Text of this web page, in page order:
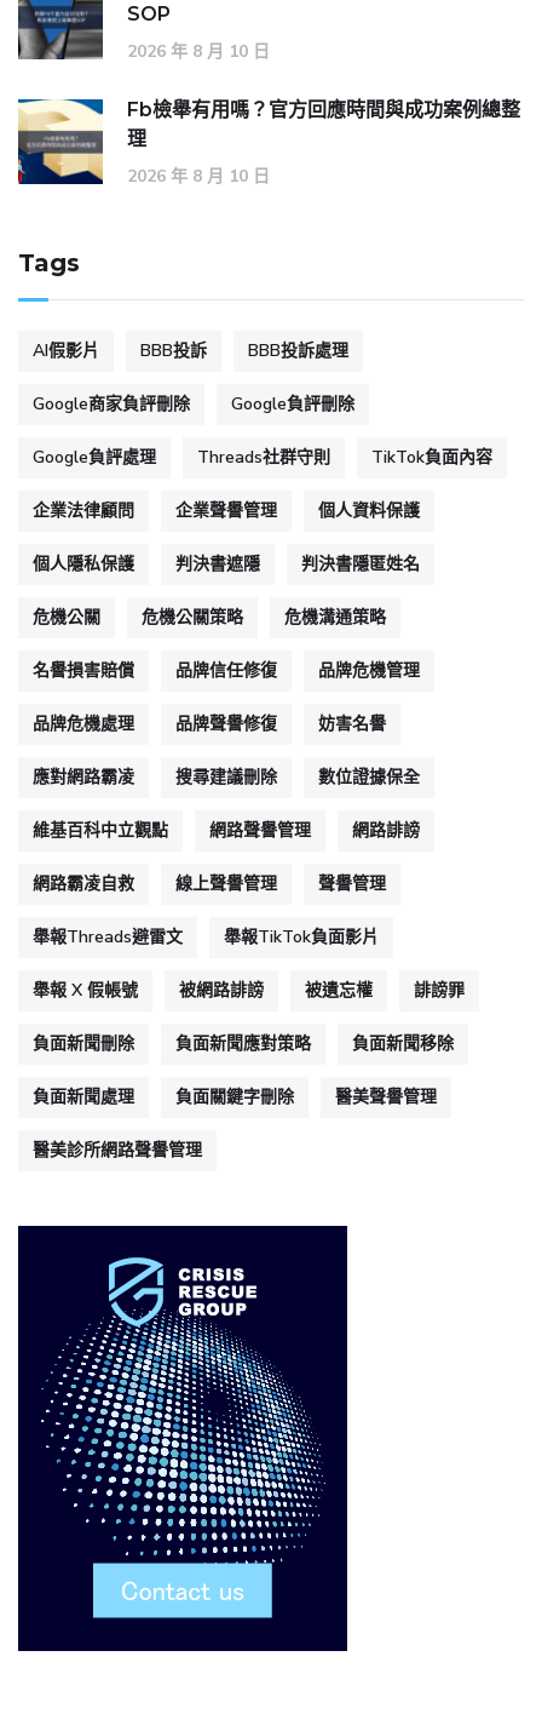
SOP
2026 年 8 月 10 日
Fb檢舉有用嗎？官方回應時間與成功案例總整
理
2026 年 8 月 10 日
Tags
AI假影片 BBB投訴 BBB投訴處理
Google商家負評刪除 Google負評刪除
Google負評處理 Threads社群守則 TikTok負面內容
企業法律顧問 企業聲譽管理 個人資料保護
個人隱私保護 判決書遮隱 判決書隱匿姓名
危機公關 危機公關策略 危機溝通策略
名譽損害賠償 品牌信任修復 品牌危機管理
品牌危機處理 品牌聲譽修復 妨害名譽
應對網路霸凌 搜尋建議刪除 數位證據保全
維基百科中立觀點 網路聲譽管理 網路誹謗
網路霸凌自救 線上聲譽管理 聲譽管理
舉報Threads避雷文 舉報TikTok負面影片
舉報 X 假帳號 被網路誹謗 被遺忘權 誹謗罪
負面新聞刪除 負面新聞應對策略 負面新聞移除
負面新聞處理 負面關鍵字刪除 醫美聲譽管理
醫美診所網路聲譽管理